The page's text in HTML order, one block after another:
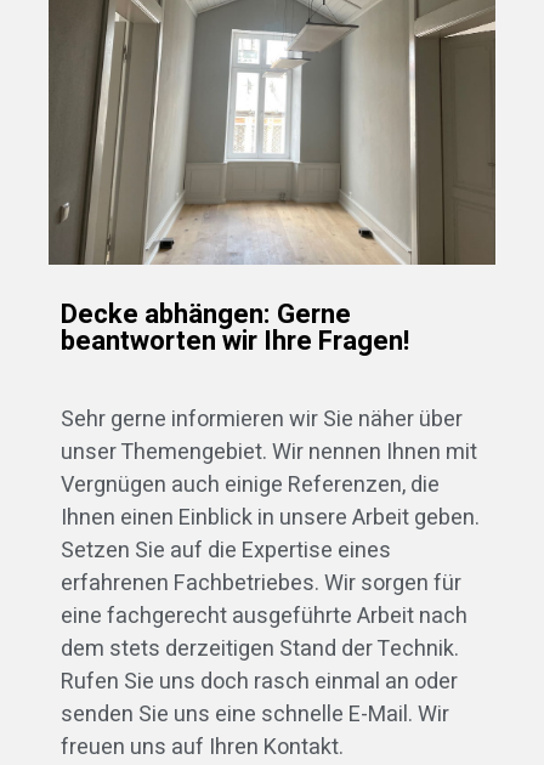
Decke abhängen: Gerne
beantworten wir Ihre Fragen!
Sehr gerne informieren wir Sie näher über
unser Themengebiet. Wir nennen Ihnen mit
Vergnügen auch einige Referenzen, die
Ihnen einen Einblick in unsere Arbeit geben.
Setzen Sie auf die Expertise eines
erfahrenen Fachbetriebes. Wir sorgen für
eine fachgerecht ausgeführte Arbeit nach
dem stets derzeitigen Stand der Technik.
Rufen Sie uns doch rasch einmal an oder
senden Sie uns eine schnelle E-Mail. Wir
freuen uns auf Ihren Kontakt.